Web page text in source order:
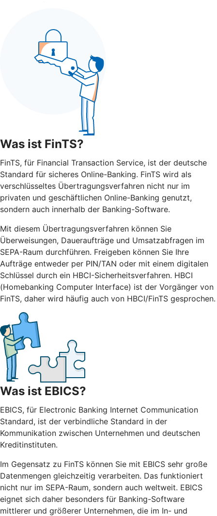
Was ist FinTS?
FinTS, für Financial Transaction Service, ist der deutsche
Standard für sicheres Online-Banking. FinTS wird als
verschlüsseltes Übertragungsverfahren nicht nur im
privaten und geschäftlichen Online-Banking genutzt,
sondern auch innerhalb der Banking-Software.
Mit diesem Übertragungsverfahren können Sie
Überweisungen, Daueraufträge und Umsatzabfragen im
SEPA-Raum durchführen. Freigeben können Sie Ihre
Aufträge entweder per PIN/TAN oder mit einem digitalen
Schlüssel durch ein HBCI-Sicherheitsverfahren. HBCI
(Homebanking Computer Interface) ist der Vorgänger von
FinTS, daher wird häufig auch von HBCI/FinTS gesprochen.
Was ist EBICS?
EBICS, für Electronic Banking Internet Communication
Standard, ist der verbindliche Standard in der
Kommunikation zwischen Unternehmen und deutschen
Kreditinstituten.
Im Gegensatz zu FinTS können Sie mit EBICS sehr große
Datenmengen gleichzeitig verarbeiten. Das funktioniert
nicht nur im SEPA-Raum, sondern auch weltweit. EBICS
eignet sich daher besonders für Banking-Software
mittlerer und größerer Unternehmen, die im In- und